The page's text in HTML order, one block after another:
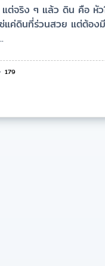
ต่จริง ๆ แล้ว ดิน คือ หั
ค่ดินที่ร่วนสวย แต่ต้องมี
179